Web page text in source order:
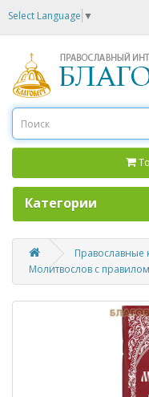
Select Language ▼
Категории
Православные
Молитвослов с